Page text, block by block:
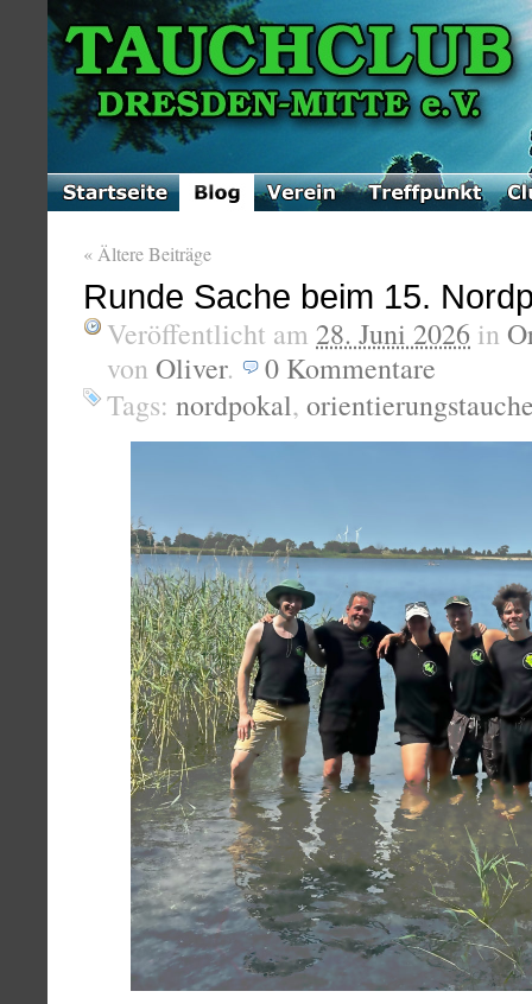
« Ältere Beiträge
Runde Sache beim 15.
Veröffentlicht am 28. Juni 2026 in
von Oliver. 0 Kommentare
Tags: nordpokal,